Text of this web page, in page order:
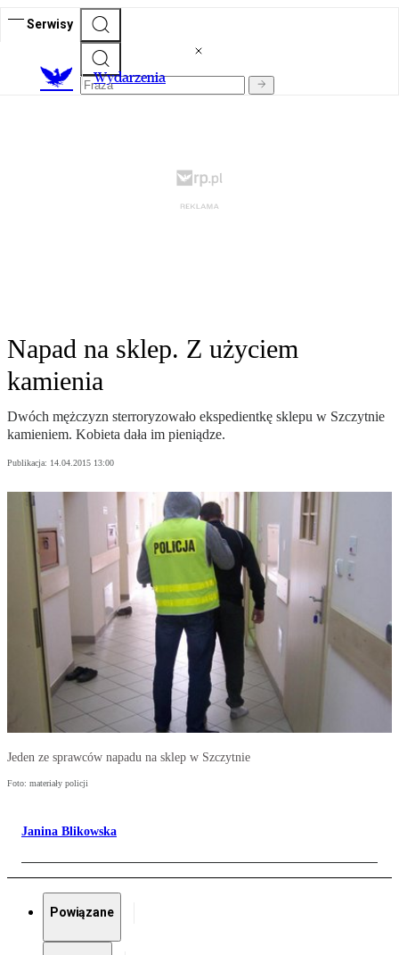
Serwisy
Wydarzenia
Napad na sklep. Z użyciem
kamienia
Dwóch mężczyzn sterroryzowało ekspedientkę sklepu w Szczytnie
kamieniem. Kobieta dała im pieniądze.
Publikacja: 14.04.2015 13:00
Jeden ze sprawców napadu na sklep w Szczytnie
Foto: materiały policji
Janina Blikowska
Powiązane